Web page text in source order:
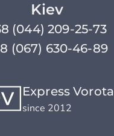
Kiev
(044) 209-25-73
(067) 630-46-89
Express Vorota
since 2012